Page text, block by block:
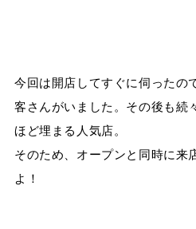
今回は開店してすぐに伺ったの
客さんがいました。その後も続
ほど埋まる人気店。
そのため、オープンと同時に来
よ！